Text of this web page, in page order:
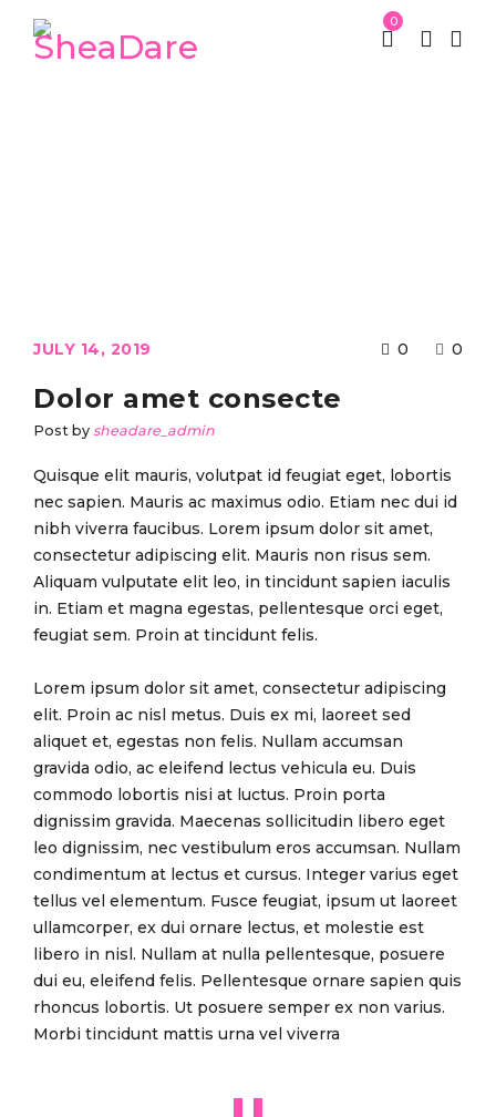
0
JULY 14, 2019 0 0
Dolor amet consecte
Post by sheadare_admin
Quisque elit mauris, volutpat id feugiat eget, lobortis
nec sapien. Mauris ac maximus odio. Etiam nec dui id
nibh viverra faucibus. Lorem ipsum dolor sit amet,
consectetur adipiscing elit. Mauris non risus sem.
Aliquam vulputate elit leo, in tincidunt sapien iaculis
in. Etiam et magna egestas, pellentesque orci eget,
feugiat sem. Proin at tincidunt felis.
Lorem ipsum dolor sit amet, consectetur adipiscing
elit. Proin ac nisl metus. Duis ex mi, laoreet sed
aliquet et, egestas non felis. Nullam accumsan
gravida odio, ac eleifend lectus vehicula eu. Duis
commodo lobortis nisi at luctus. Proin porta
dignissim gravida. Maecenas sollicitudin libero eget
leo dignissim, nec vestibulum eros accumsan. Nullam
condimentum at lectus et cursus. Integer varius eget
tellus vel elementum. Fusce feugiat, ipsum ut laoreet
ullamcorper, ex dui ornare lectus, et molestie est
libero in nisl. Nullam at nulla pellentesque, posuere
dui eu, eleifend felis. Pellentesque ornare sapien quis
rhoncus lobortis. Ut posuere semper ex non varius.
Morbi tincidunt mattis urna vel viverra